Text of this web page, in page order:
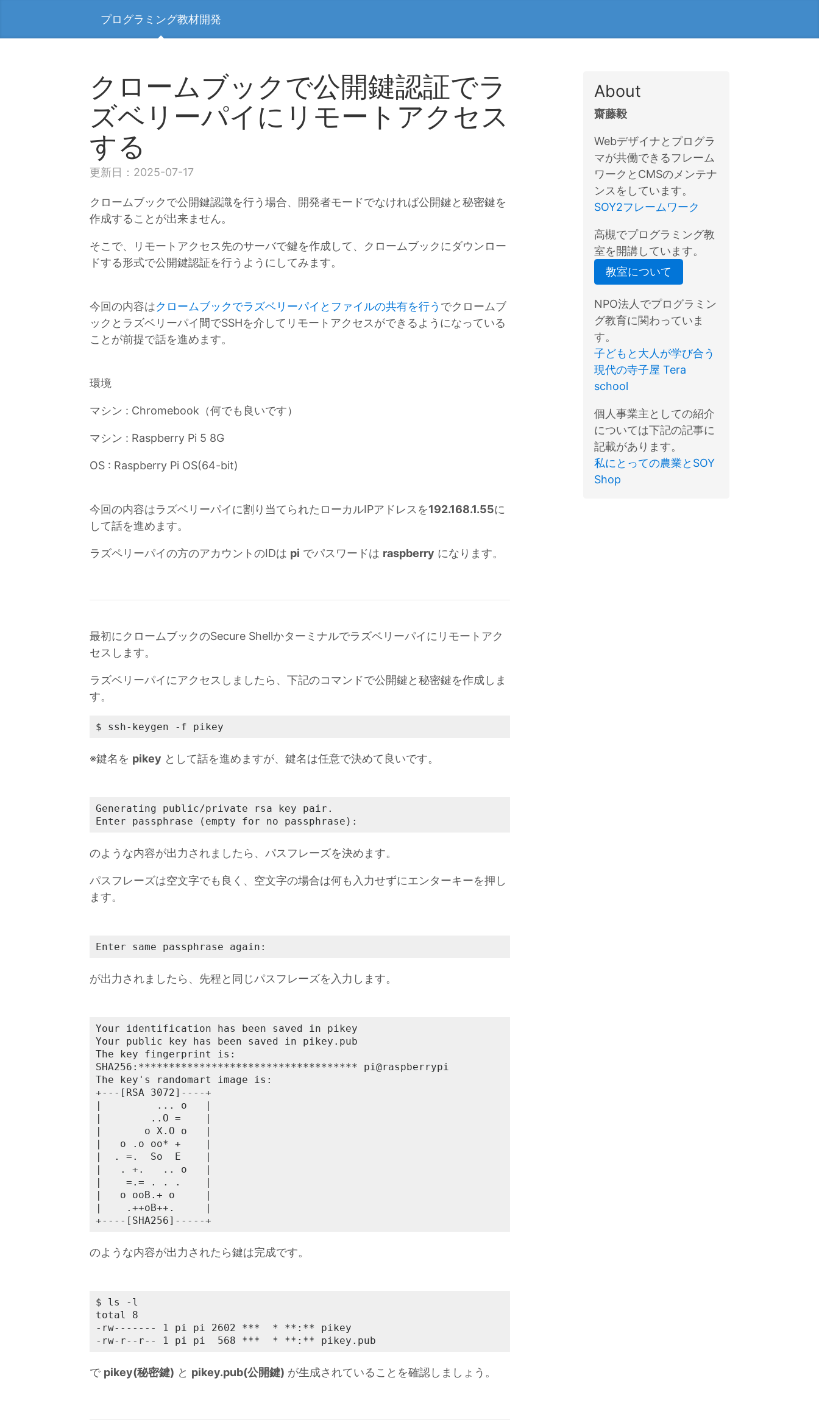
プログラミング教材開発
クロームブックで公開鍵認証でラ
ズベリーパイにリモートアクセス
する
更新日：2025-07-17
クロームブックで公開鍵認識を行う場合、開発者モードでなければ公開鍵と秘密鍵を
作成することが出来ません。
そこで、リモートアクセス先のサーバで鍵を作成して、クロームブックにダウンロー
ドする形式で公開鍵認証を行うようにしてみます。
今回の内容はクロームブックでラズベリーパイとファイルの共有を行う でクロームブ
ックとラズベリーパイ間でSSHを介してリモートアクセスができるようになっている
ことが前提で話を進めます。
環境
マシン : Chromebook（何でも良いです）
マシン : Raspberry Pi 5 8G
OS : Raspberry Pi OS(64-bit)
今回の内容はラズベリーパイに割り当てられたローカルIPアドレスを192.168.1.55に
して話を進めます。
ラズペリーパイの方のアカウントのIDは pi でパスワードは raspberry になります。
最初にクロームブックのSecure Shellかターミナルでラズベリーパイにリモートアク
セスします。
ラズベリーパイにアクセスしましたら、下記のコマンドで公開鍵と秘密鍵を作成しま
す。
$ ssh-keygen -f pikey
※鍵名を pikey として話を進めますが、鍵名は任意で決めて良いです。
Generating public/private rsa key pair.
Enter passphrase (empty for no passphrase):
のような内容が出力されましたら、パスフレーズを決めます。
パスフレーズは空文字でも良く、空文字の場合は何も入力せずにエンターキーを押し
ます。
Enter same passphrase again:
が出力されましたら、先程と同じパスフレーズを入力します。
Your identification has been saved in pikey
Your public key has been saved in pikey.pub
The key fingerprint is:
SHA256:************************************ pi@raspberrypi
The key's randomart image is:
+---[RSA 3072]----+
|         ... o   |
|        ..O =    |
|       o X.O o   |
|   o .o oo* +    |
|  . =.  So  E    |
|   . +.   .. o   |
|    =.= . . .    |
|   o ooB.+ o     |
|    .++oB++.     |
+----[SHA256]-----+
のような内容が出力されたら鍵は完成です。
$ ls -l
total 8
-rw------- 1 pi pi 2602 ***  * **:** pikey
-rw-r--r-- 1 pi pi  568 ***  * **:** pikey.pub
で pikey(秘密鍵) と pikey.pub(公開鍵) が生成されていることを確認しましょう。
About
齋藤毅
Webデザイナとプログラ
マが共働できるフレーム
ワークとCMSのメンテナ
ンスをしています。
SOY2フレームワーク
高槻でプログラミング教
室を開講しています。
教室について
NPO法人でプログラミン
グ教育に関わっていま
す。
子どもと大人が学び合う
現代の寺子屋 Tera
school
個人事業主としての紹介
については下記の記事に
記載があります。
私にとっての農業とSOY
Shop